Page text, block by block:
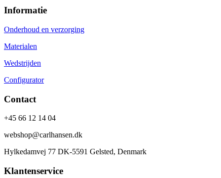
Informatie
Onderhoud en verzorging
Materialen
Wedstrijden
Configurator
Contact
+45 66 12 14 04
webshop@carlhansen.dk
Hylkedamvej 77 DK-5591 Gelsted, Denmark
Klantenservice